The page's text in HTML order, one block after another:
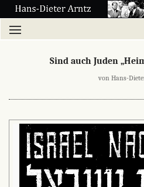
Sind auch Juden
von Hans-